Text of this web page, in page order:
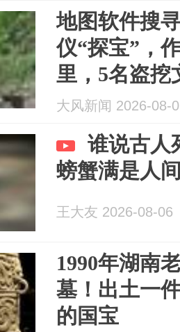
地图软件搜
仪“探宝”，
里，5名盗挖
警方刑拘
大风新闻 2026-08-
谁说古人
螃蟹满是人
王大友 2026-08-06
1990年湖南
墓！出土一
的国宝